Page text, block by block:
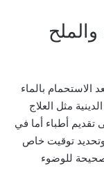
الاستحمام بالماء
مثل العلاج
تقديم أطباء أما في
توقيت خاص
للوضوء